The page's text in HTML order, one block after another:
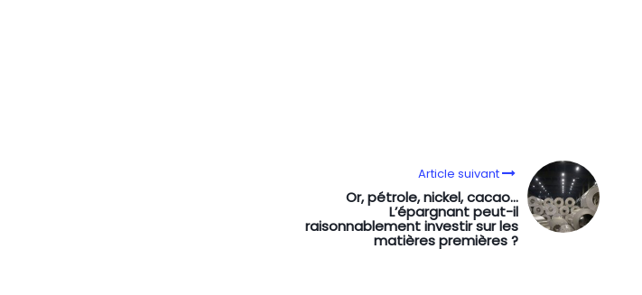
Article suivant
Or, pétrole, nickel, cacao…
L’épargnant peut-il
raisonnablement investir sur les
matières premières ?